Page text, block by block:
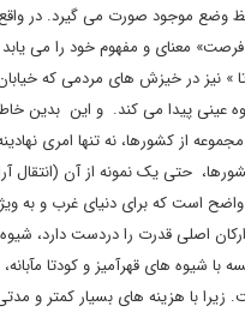
وضع موجود صورت می گیرد. در
فرصت» معنای و مفهوم خود را می
» نیز در خیزش های مردمی که
عینی پیدا می کند. و این بدین
مجموعه از کشورها، نه تنها امری
حتی یک نمونه از آن (انتقال
است که برای دنیای غرب و به
اصلی قدرت را دردست دارد،
با شیوه های قهرآمیز و کودتا مآبانه،
زیرا با هزینه های بسیار کمتر و